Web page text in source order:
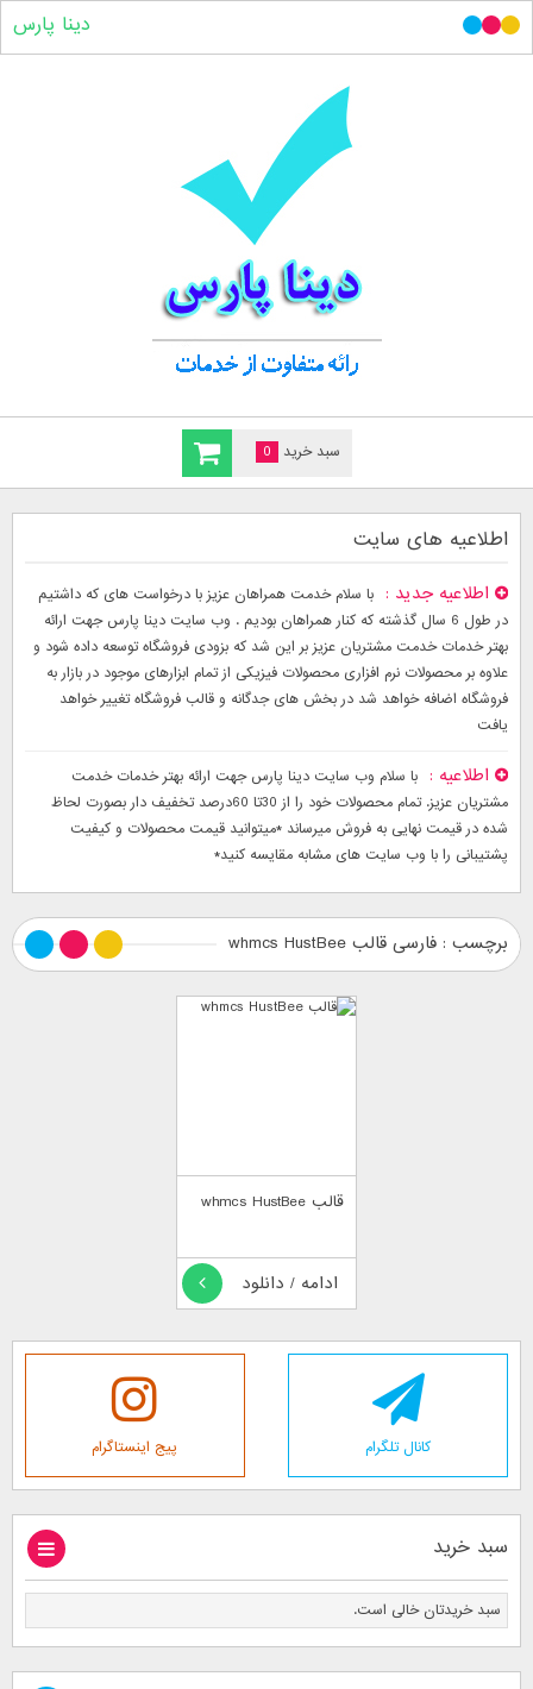
سبد خرید 0
دینا پارس
اطلاعیه های سایت
اطلاعیه جدید
با سلام خدمت همراهان عزیز با درخواست های که داشتیم
در طول 6 سال گذشته که کنار همراهان بودیم . وب سایت دینا پارس جهت ارائه
بهتر خدمات خدمت مشتریان عزیز بر این شد که بزودی فروشگاه توسعه داده شود و
علاوه بر محصولات نرم افزاری محصولات فیزیکی از تمام ابزارهای موجود در بازار به
فروشگاه اضافه خواهد شد در بخش های جدگانه و قالب فروشگاه تغییر خواهد
یافت
اطلاعیه
با سلام وب سایت دینا پارس جهت ارائه بهتر خدمات خدمت
مشتریان عزیز. تمام محصولات خود را از 30تا 60درصد تخفیف دار بصورت لحاظ
شده در قیمت نهایی به فروش میرساند *میتوانید قیمت محصولات و کیفیت
پشتیبانی را با وب سایت های مشابه مقایسه کنید*
برچسب : فارسی قالب whmcs HustBee
قالب whmcs HustBee
ادامه / دانلود
کانال تلگرام پیج اینستاگرام
سبد خرید
سبد خریدتان خالی است.